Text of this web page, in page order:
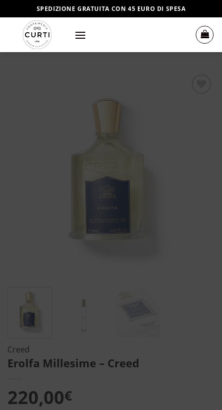
ai
contenuti
SPEDIZIONE GRATUITA CON 45 EURO DI SPESA
Creed
Erolfa Millesime – Creed
220,00€